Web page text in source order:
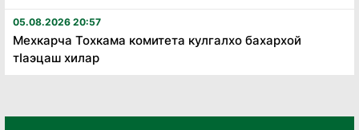
05.08.2026 20:57
Мехкарча Тохкама комитета кулгалхо бахархой
тӏаэцаш хилар